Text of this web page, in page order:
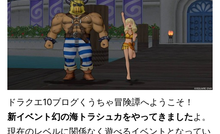
ドラクエ10ブログくうちゃ冒険譚へようこそ！
新イベント幻の海トラシュカをやってきましたよ。
現在のレベルに関係なく遊べるイベントとなってい